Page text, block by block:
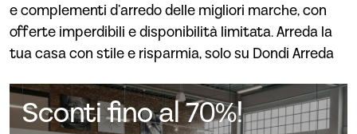
e complementi d’arredo delle migliori marche, con
offerte imperdibili e disponibilità limitata. Arreda la
tua casa con stile e risparmia, solo su Dondi Arreda
Sconti fino al 70%!